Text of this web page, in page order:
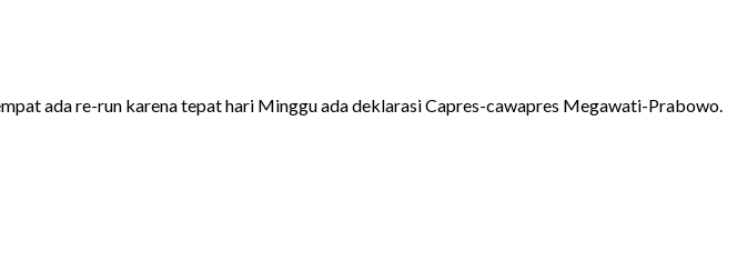
ada re-run karena tepat hari Minggu ada deklarasi Capres-cawapres Megawati-Prabowo.